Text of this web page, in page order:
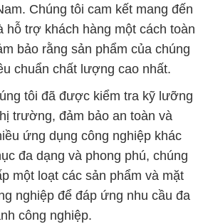
Chúng tôi cam kết mang đến
hỗ trợ khách hàng một cách toàn
bảo rằng sản phẩm của chúng
chuẩn chất lượng cao nhất.
tôi đã được kiểm tra kỹ lưỡng
trường, đảm bảo an toàn và
ứng dụng công nghiệp khác
đa dạng và phong phú, chúng
một loạt các sản phẩm và mặt
nghiệp để đáp ứng nhu cầu đa
công nghiệp.